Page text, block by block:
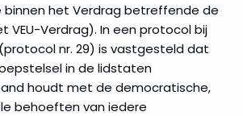
binnen het Verdrag betreffende de
VEU-Verdrag). In een protocol bij
nr. 29) is vastgesteld dat
in de lidstaten
houdt met de democratische,
behoeften van iedere